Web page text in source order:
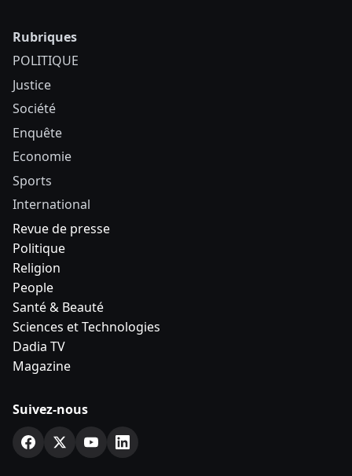
Rubriques
POLITIQUE
Justice
Société
Enquête
Economie
Sports
International
Revue de presse
Politique
Religion
People
Santé & Beauté
Sciences et Technologies
Dadia TV
Magazine
Suivez-nous